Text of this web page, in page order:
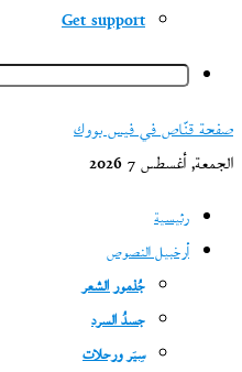
Get support
صفحة قنّاص في فيس بووك
الجمعة, أغسطس 7 2026
رئيسية
أرخبيل النصوص
جُذمور الشعر
جسدُ السرد
سِيَر ورحلات